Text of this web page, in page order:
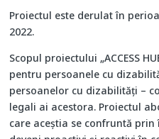
Proiectul este derulat în
2022.
Scopul proiectului „ACCESS
pentru persoanele cu
persoanelor cu dizabilități –
legali ai acestora. Proiectul
care aceștia se confruntă